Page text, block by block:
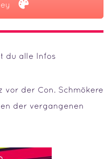
du alle Infos
vor der Con. Schmökere
der vergangenen